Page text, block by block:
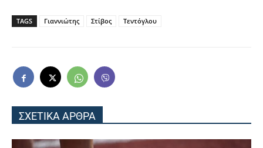
TAGS Γιαννιώτης Στίβος Τεντόγλου
ΣΧΕΤΙΚΑ ΑΡΘΡΑ